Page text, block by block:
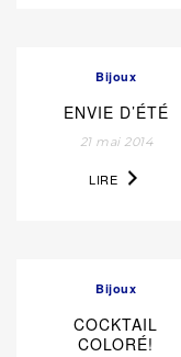
Bijoux
ENVIE D’ÉTÉ
21 mai 2014
LIRE
Bijoux
COCKTAIL
COLORÉ!